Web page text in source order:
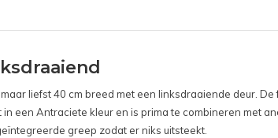
liefst 40 cm breed met een linksdraaiende deur.
een Antraciete kleur en is prima te combineren met
greep zodat er niks uitsteekt.